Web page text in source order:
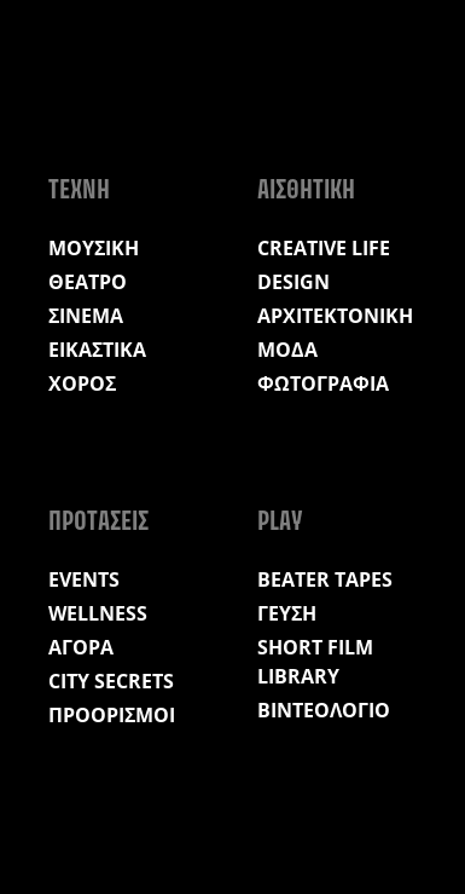
ΤΕΧΝΗ
ΜΟΥΣΙΚΗ
ΘΕΑΤΡΟ
ΣΙΝΕΜΑ
ΕΙΚΑΣΤΙΚΑ
ΧΟΡΟΣ
ΑΙΣΘΗΤΙΚΗ
CREATIVE LIFE
DESIGN
ΑΡΧΙΤΕΚΤΟΝΙΚΗ
ΜΟΔΑ
ΦΩΤΟΓΡΑΦΙΑ
ΠΡΟΤΑΣΕΙΣ
EVENTS
WELLNESS
ΑΓΟΡΑ
CITY SECRETS
ΠΡΟΟΡΙΣΜΟΙ
PLAY
BEATER TAPES
ΓΕΥΣΗ
SHORT FILM
LIBRARY
ΒΙΝΤΕΟΛΟΓΙΟ